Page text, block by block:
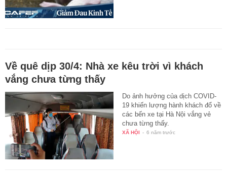
Về quê dịp 30/4: Nhà xe kêu trời vì khách
vắng chưa từng thấy
Do ảnh hưởng của dịch COVID-
19 khiến lượng hành khách đổ về
các bến xe tại Hà Nội vắng vẻ
chưa từng thấy.
XÃ HỘI - 6 năm trước